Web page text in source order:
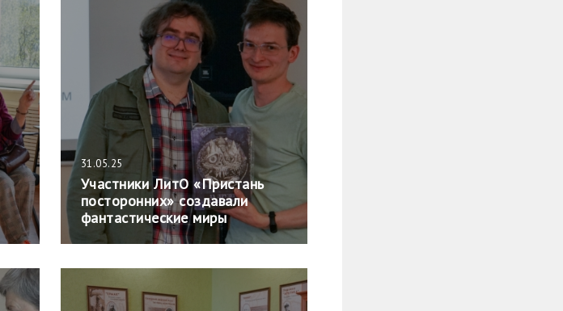
31.05.25
Участники ЛитО «Пристань
посторонних» создавали
фантастические миры